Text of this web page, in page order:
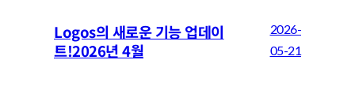
Logos의 새로운 기능 업데이
트!2026년 4월
2026-
05-21